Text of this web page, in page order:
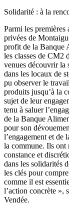
Solidarité : à la
Parmi les
privées de
profit de la Banque
les classes de CM2
venues découvrir la
dans les locaux de
pu observer le
produits jusqu’à la
sujet de leur
tenu à saluer
de la Banque
pour son
l’engagement et
la commune. Ils ont
constance et
dans les solidarités
les clés pour
comme il est
l’action concrète »,
Vendée.